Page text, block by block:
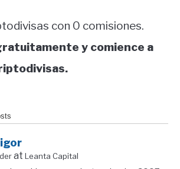
con 0 comisiones.
y comience a
at Leanta Capital